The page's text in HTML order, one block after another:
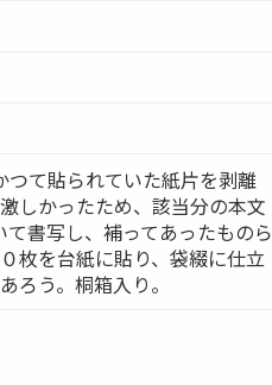
て貼られていた紙片を剥離
しかったため、該当分の本文
書写し、補ってあったものら
枚を台紙に貼り、袋綴に仕立
ろう。桐箱入り。